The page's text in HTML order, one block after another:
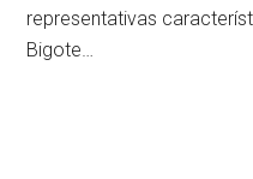
representativas
Bigote…